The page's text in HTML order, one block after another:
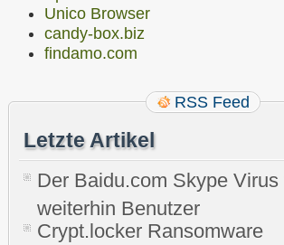
Unico Browser
candy-box.biz
findamo.com
RSS Feed
Letzte Artikel
Der Baidu.com Skype Virus
weiterhin Benutzer
Crypt.locker Ransomware